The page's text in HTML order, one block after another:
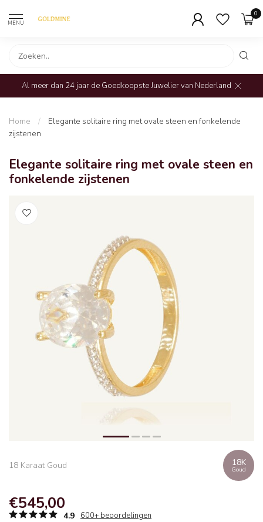
MENU
0
Al meer dan 24 jaar de Goedkoopste Juwelier van Nederland
Home /
Elegante solitaire ring met ovale steen en fonkelende
zijstenen
Elegante solitaire ring met ovale steen en
fonkelende zijstenen
18 Karaat Goud 18K
Goud
€545,00
4.9 600+ beoordelingen